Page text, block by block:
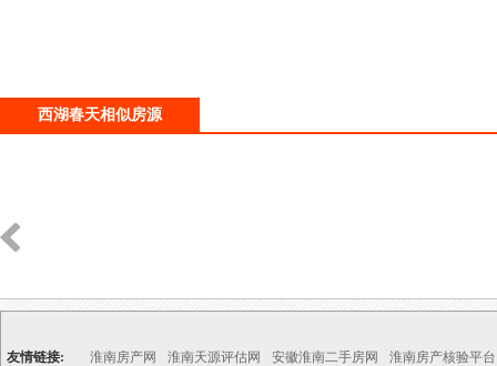
西湖春天相似房源
友情链接: 淮南房产网 淮南天源评估网 安徽淮南二手房网 淮南房产核验平台